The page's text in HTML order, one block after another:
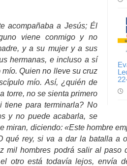
acompañaba a Jesús; Él
viene conmigo y no
y a su mujer y a sus
hermanas, e incluso a sí
Quien no lleve su cruz
mío. Así, ¿quién de
torre, no se sienta primero
para terminarla? No
y no puede acabarla, se
miran, diciendo: «Este hombre
qué rey, si va a dar la batalla a
mil hombres podrá salir al paso
otro está todavía lejos, envía